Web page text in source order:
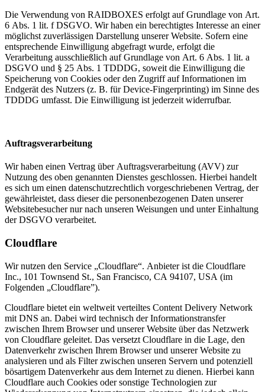
Die Verwendung von RAIDBOXES erfolgt auf Grundlage von Art.
6 Abs. 1 lit. f DSGVO. Wir haben ein berechtigtes Interesse an einer
möglichst zuverlässigen Darstellung unserer Website. Sofern eine
entsprechende Einwilligung abgefragt wurde, erfolgt die
Verarbeitung ausschließlich auf Grundlage von Art. 6 Abs. 1 lit. a
DSGVO und § 25 Abs. 1 TDDDG, soweit die Einwilligung die
Speicherung von Cookies oder den Zugriff auf Informationen im
Endgerät des Nutzers (z. B. für Device-Fingerprinting) im Sinne des
TDDDG umfasst. Die Einwilligung ist jederzeit widerrufbar.
Auftragsverarbeitung
Wir haben einen Vertrag über Auftragsverarbeitung (AVV) zur
Nutzung des oben genannten Dienstes geschlossen. Hierbei handelt
es sich um einen datenschutzrechtlich vorgeschriebenen Vertrag, der
gewährleistet, dass dieser die personenbezogenen Daten unserer
Websitebesucher nur nach unseren Weisungen und unter Einhaltung
der DSGVO verarbeitet.
Cloudflare
Wir nutzen den Service „Cloudflare“. Anbieter ist die Cloudflare
Inc., 101 Townsend St., San Francisco, CA 94107, USA (im
Folgenden „Cloudflare”).
Cloudflare bietet ein weltweit verteiltes Content Delivery Network
mit DNS an. Dabei wird technisch der Informationstransfer
zwischen Ihrem Browser und unserer Website über das Netzwerk
von Cloudflare geleitet. Das versetzt Cloudflare in die Lage, den
Datenverkehr zwischen Ihrem Browser und unserer Website zu
analysieren und als Filter zwischen unseren Servern und potenziell
bösartigem Datenverkehr aus dem Internet zu dienen. Hierbei kann
Cloudflare auch Cookies oder sonstige Technologien zur